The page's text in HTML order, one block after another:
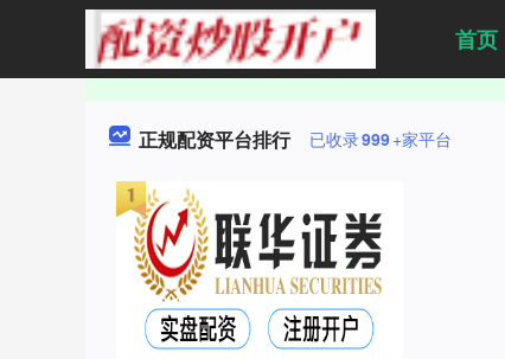
首页
正规配资平台排行 已收录999+家平台